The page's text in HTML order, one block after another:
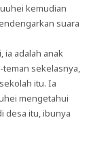
kemudian
suara
ia adalah anak
sekelasnya,
itu. Ia
mengetahui
desa itu, ibunya